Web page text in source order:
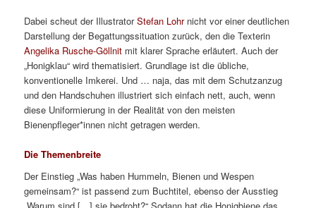
Dabei scheut der IllustratorStefan Lohrnicht vor einer deutlichen
Darstellung der Begattungssituation zurück, den die Texterin
Angelika Rusche-Göllnit mit klarer Sprache erläutert. Auch der
„Honigklau“ wird thematisiert. Grundlage ist die übliche,
konventionelle Imkerei. Und … naja, das mit dem Schutzanzug
und den Handschuhen illustriert sich einfach nett, auch, wenn
diese Uniformierung in der Realität von den meisten
Bienenpfleger*innen nicht getragen werden.
Die Themenbreite
Der Einstieg „Was haben Hummeln, Bienen und Wespen
gemeinsam?“ ist passend zum Buchtitel, ebenso der Ausstieg